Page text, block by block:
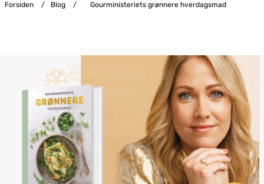
Forsiden / Blog / Gourministeriets grønnere hverdagsmad